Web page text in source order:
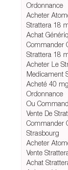
Ordonnance
Acheter
Strattera 18
Achat
Commander
Strattera 18
Acheter Le
Medicament
Acheté 40
Ordonnance
Ou
Vente De
Commander
Strasbourg
Acheter
Vente
Achat